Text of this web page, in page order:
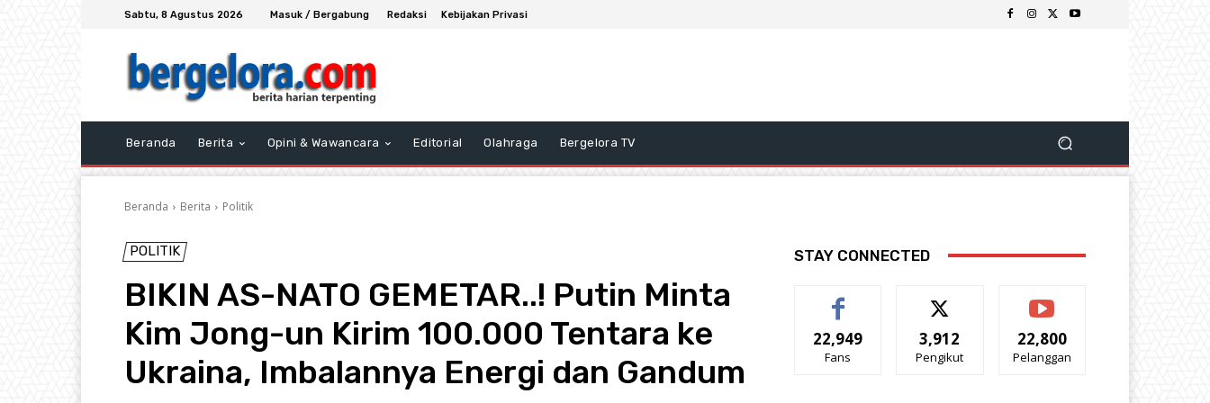
Sabtu, 8 Agustus 2026 Masuk / Bergabung Redaksi Kebijakan Privasi
Beranda Berita Opini & Wawancara Editorial Olahraga Bergelora TV
Beranda Berita Politik
POLITIK
BIKIN AS-NATO GEMETAR..! Putin Minta
Kim Jong-un Kirim 100.000 Tentara ke
Ukraina, Imbalannya Energi dan Gandum
STAY CONNECTED
22,949
Fans
3,912
Pengikut
22,800
Pelanggan